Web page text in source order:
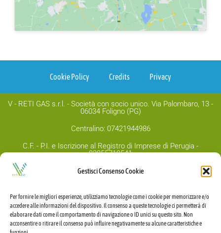
Gestisci Consenso Cookie
Per fornire le migliori esperienze, utilizziamo tecnologie come i cookie per memorizzare e/o
accedere alle informazioni del dispositivo. Il consenso a queste tecnologie ci permetterà di
elaborare dati come il comportamento di navigazione o ID unici su questo sito. Non
acconsentire o ritirare il consenso può influire negativamente su alcune caratteristiche e
Cookie Policy Credits Privacy
V - RETI GAS s.r.l. - Società con socio unico. Via Palombaro, 13 -
06034 Foligno (PG)
Centralino: 07421944986
C.F. - P.I. e Iscrizione al Registro di Imprese di Perugia -
03855710541
PEC:v-retigas@legalmail.it